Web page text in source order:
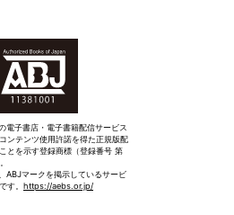
電子書店・電子書籍配信サービス
ンテンツ使用許諾を得た正規版配
とを示す登録商標（登録番号 第
ABJマークを掲示しているサービ
す。 https://aebs.or.jp/